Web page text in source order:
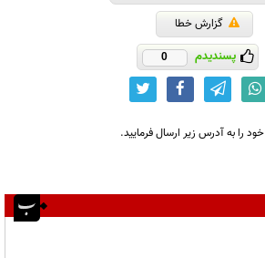
گزارش خطا
پسندیدم 0
را به آدرس زیر ارسال فرمایید.